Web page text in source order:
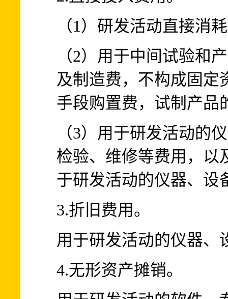
（1）研发活动直接消
（2）用于中间试验和
及制造费，不构成固定
手段购置费，试制产品
（3）用于研发活动的
检验、维修等费用，以
于研发活动的仪器、设
3.折旧费用。
用于研发活动的仪器、
4.无形资产摊销。